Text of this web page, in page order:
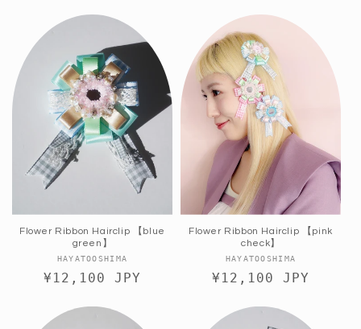
価
価
格
Flower Ribbon Hairclip 【blue
green】
販
売
HAYATOOSHIMA
通
価
¥12,100 JPY
Flower Ribbon Hairclip 【pink
check】
販
売
HAYATOOSHIMA
通
価
¥12,100 JPY